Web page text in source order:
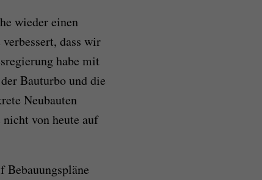
wieder einen
dass wir
habe mit
Bauturbo und die
Neubauten
von heute auf
Bebauungspläne